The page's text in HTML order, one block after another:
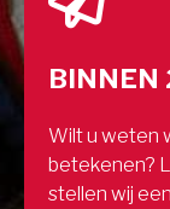
BINNEN
Wilt u weten
betekenen?
stellen wij